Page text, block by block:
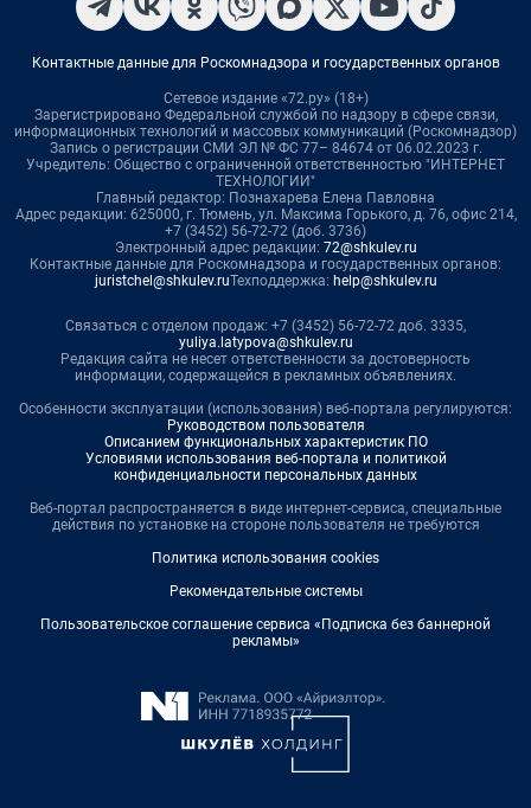
Контактные данные для Роскомнадзора и государственных органов
Сетевое издание «72.ру» (18+)
Зарегистрировано Федеральной службой по надзору в сфере связи,
информационных технологий и массовых коммуникаций (Роскомнадзор)
Запись о регистрации СМИ ЭЛ № ФС 77– 84674 от 06.02.2023 г.
Учредитель: Общество с ограниченной ответственностью "ИНТЕРНЕТ
ТЕХНОЛОГИИ"
Главный редактор: Познахарева Елена Павловна
Адрес редакции: 625000, г. Тюмень, ул. Максима Горького, д. 76, офис 214,
+7 (3452) 56-72-72 (доб. 3736)
Электронный адрес редакции: 72@shkulev.ru
Контактные данные для Роскомнадзора и государственных органов:
juristchel@shkulev.ruТехподдержка: help@shkulev.ru
Связаться с отделом продаж: +7 (3452) 56-72-72 доб. 3335,
yuliya.latypova@shkulev.ru
Редакция сайта не несет ответственности за достоверность
информации, содержащейся в рекламных объявлениях.
Особенности эксплуатации (использования) веб-портала регулируются:
Руководством пользователя
Описанием функциональных характеристик ПО
Условиями использования веб-портала и политикой
конфиденциальности персональных данных
Веб-портал распространяется в виде интернет-сервиса, специальные
действия по установке на стороне пользователя не требуются
Политика использования cookies
Рекомендательные системы
Пользовательское соглашение сервиса «Подписка без баннерной
рекламы»